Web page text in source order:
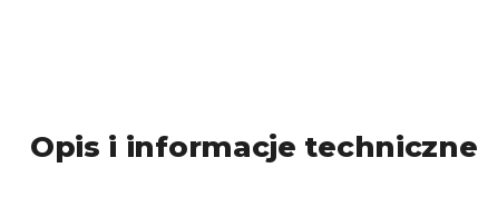
Opis i informacje techniczne